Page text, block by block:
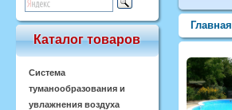
Каталог товаров
Система
туманообразования и
увлажнения воздуха
Главная